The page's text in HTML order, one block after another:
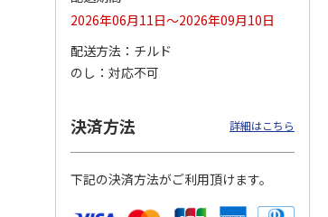
(送料別) (送料別)
2026年06月11日～2026年09月10日
配送方法
チルド
のし
対応不可
決済方法 詳細はこちら
下記の決済方法がご利用頂けます。